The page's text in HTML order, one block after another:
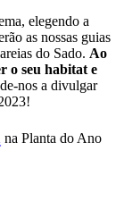
elegendo a
as nossas guias
do Sado. Ao
o seu habitat e
nos a divulgar
na Planta do Ano